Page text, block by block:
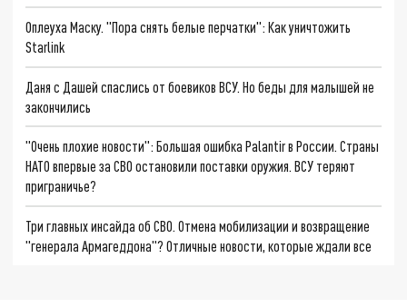
Оплеуха Маску. "Пора снять белые перчатки": Как уничтожить
Starlink
Даня с Дашей спаслись от боевиков ВСУ. Но беды для малышей не
закончились
"Очень плохие новости": Большая ошибка Palantir в России. Страны
НАТО впервые за СВО остановили поставки оружия. ВСУ теряют
приграничье?
Три главных инсайда об СВО. Отмена мобилизации и возвращение
"генерала Армагеддона"? Отличные новости, которые ждали все